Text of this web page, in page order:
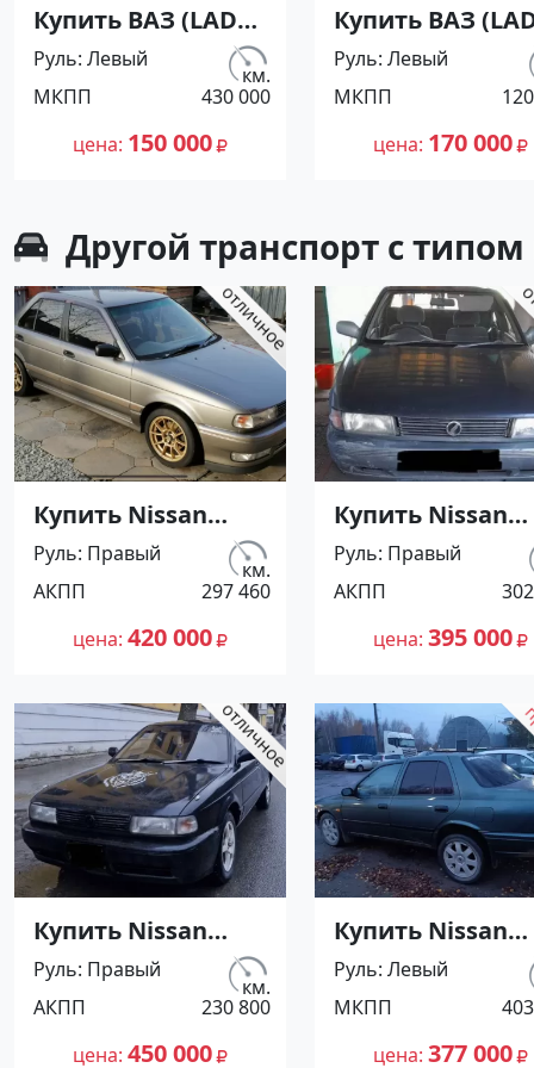
Купить ВАЗ (LADA)
Priora '2010 МКПП
(1598/98 л.с.)
Бензин инжектор
Каневская цвет
черный Хетчбэк
объявление
№27340 на сайте
Авторынок23
км.
430 000
Руль Левый
МКПП
цена 150 000
Купить ВАЗ
2109 1500 см3
МКПП (70 л.с.)
Бензин
карбюратор в
Тимашевск: цвет
170000 рублей,
объявление
№26922 на
Авторынок23
Руль Левый
МКПП
цена 170 000
Другой транспорт с
Купить Nissan
Sunny '1991 АКПП
(1400/75 л.с.)
Бензин инжектор
Воронежская цвет
Серый Седан по
рублей,
объявление
№27501 на сайте
Авторынок23
км.
297 460
Руль Правый
АКПП
цена 420 000
Купить Nissan
Sunny '1991
(1400/75 л.с.)
Бензин
Кореновск цвет
Серый Седан по
рублей,
объявление
№27500 на
Авторынок23
Руль Правый
АКПП
цена 395 000
Купить Nissan
Sunny '1991 АКПП
(1400/75 л.с.)
Бензин инжектор
Мостовской цвет
км.
230 800
Руль Правый
АКПП
цена 450 000
Купить Nissan
Санни '1995
(1400/90 л.с.)
Бензин
карбюратор
Руль Левый
МКПП
цена 377 000